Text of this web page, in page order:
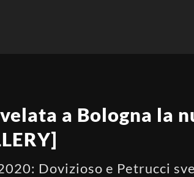
a Bologna la
Dovizioso e Petrucci